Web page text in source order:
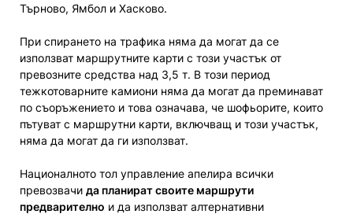
Търново, Ямбол и Хасково.
При спирането на трафика няма да могат да се
използват маршрутните карти с този участък от
превозните средства над 3,5 т. В този период
тежкотоварните камиони няма да могат да преминават
по съоръжението и това означава, че шофьорите, които
пътуват с маршрутни карти, включващ и този участък,
няма да могат да ги използват.
Националното тол управление апелира всички
превозвачи да планират своите маршрути
предварително и да използват алтернативни